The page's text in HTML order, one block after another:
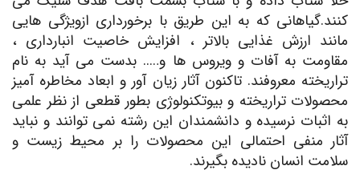
کنند.گیاهانی که به این طریق با برخورداری ازویژگی هایی
مانند ارزش غذایی بالاتر ، افزایش خاصیت انبارداری ،
مقاومت به آفات و ویروس ها و….. بدست می آید به نام
تراریخته معروفند. تاکنون آثار زیان آور و ابعاد مخاطره آمیز
محصولات تراریخته و بیوتکنولوژی بطور قطعی از نظر علمی
به اثبات نرسیده و دانشمندان این رشته نمی توانند و نباید
آثار منفی احتمالی این محصولات را بر محیط زیست و
سلامت انسان نادیده بگیرند.